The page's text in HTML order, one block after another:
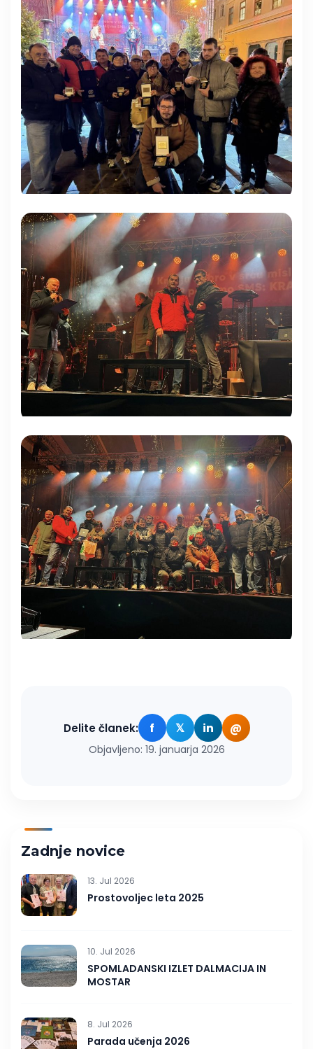
Delite članek: f 𝕏 in @
Objavljeno: 19. januarja 2026
Zadnje novice
13. Jul 2026
Prostovoljec leta 2025
10. Jul 2026
SPOMLADANSKI IZLET DALMACIJA IN
MOSTAR
8. Jul 2026
Parada učenja 2026